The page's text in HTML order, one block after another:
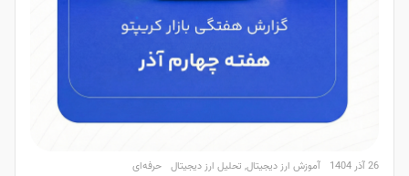
26 آذر 1404 آموزش ارز دیجیتال, تحلیل ارز دیجیتال حرفه‌ای